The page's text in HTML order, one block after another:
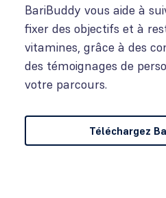
BariBuddy vous aide à
fixer des objectifs et à
vitamines, grâce à des
des témoignages de
votre parcours.
Téléchargez